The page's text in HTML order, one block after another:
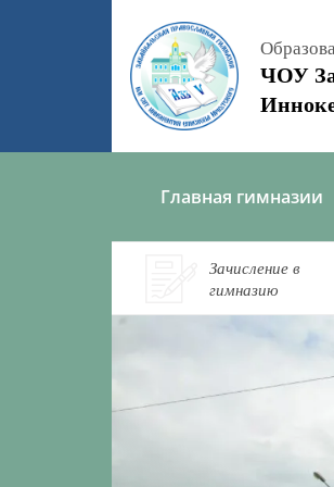
ЧОУ
Главная гимназии
Зачисление в
гимназию